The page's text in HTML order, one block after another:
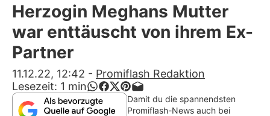
Alle Themen auf Promiflash
App runterladen
Team
Herzogin Meghans Mutter
war enttäuscht von ihrem Ex-
Partner
11.12.22, 12:42 - Promiflash Redaktion
Lesezeit: 1 min
Damit du die spannendsten
Promiflash-News auch bei